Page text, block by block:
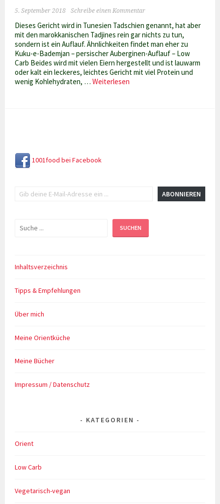
5. September 2018 Schreibe einen Kommentar
Dieses Gericht wird in Tunesien Tadschien genannt, hat aber
mit den marokkanischen Tadjines rein gar nichts zu tun,
sondern ist ein Auflauf. Ähnlichkeiten findet man eher zu
Kuku-e-Bademjan – persischer Auberginen-Auflauf – Low
Carb Beides wird mit vielen Eiern hergestellt und ist lauwarm
oder kalt ein leckeres, leichtes Gericht mit viel Protein und
wenig Kohlehydraten, …Weiterlesen
1001food bei Facebook
ABONNIEREN
Suchen SUCHEN
Inhaltsverzeichnis
Tipps & Empfehlungen
Über mich
Meine Orientküche
Meine Bücher
Impressum / Datenschutz
KATEGORIEN
Orient
Low Carb
Vegetarisch-vegan